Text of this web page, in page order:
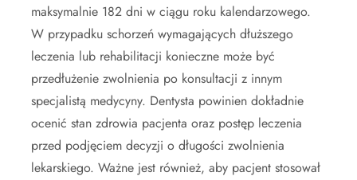
maksymalnie 182 dni w ciągu roku kalendarzowego.
W przypadku schorzeń wymagających dłuższego
leczenia lub rehabilitacji konieczne może być
przedłużenie zwolnienia po konsultacji z innym
specjalistą medycyny. Dentysta powinien dokładnie
ocenić stan zdrowia pacjenta oraz postęp leczenia
przed podjęciem decyzji o długości zwolnienia
lekarskiego. Ważne jest również, aby pacjent stosował